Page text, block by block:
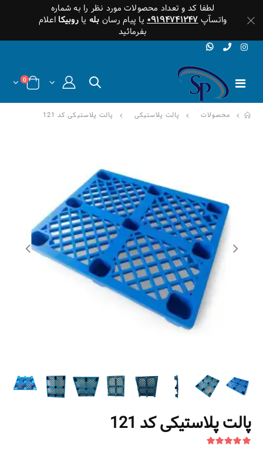
لطفا کد و تعداد محصولات مورد نظر را به شماره
واتسآپ۰۹۱۹۴۷۴۱۲۴۷ یا پیام رسان بله یاروبیکا اعلام
بفرمائید
0
محصولات پالت پلاستیکی پالت پلاستیکی کد 121
پالت پلاستیکی کد 121